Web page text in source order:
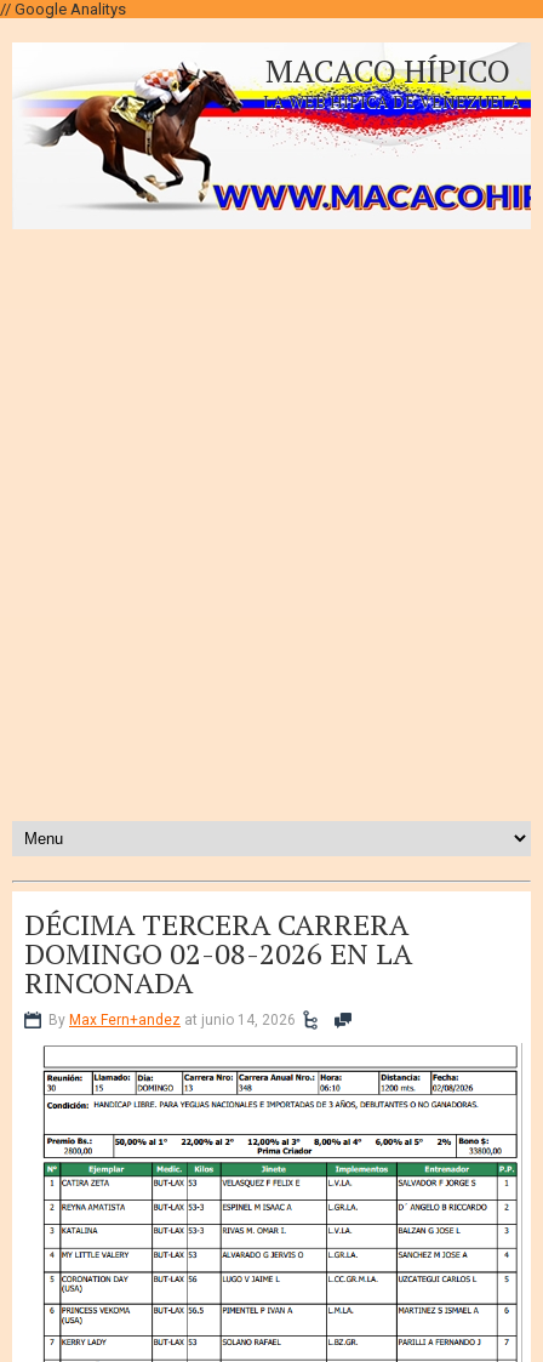
// Google Analitys
MACACO HÍPICO
LA WEB HÍPICA DE VENEZUELA
DÉCIMA TERCERA CARRERA
DOMINGO 02-08-2026 EN LA
RINCONADA
By Max Fern+andez at junio 14, 2026